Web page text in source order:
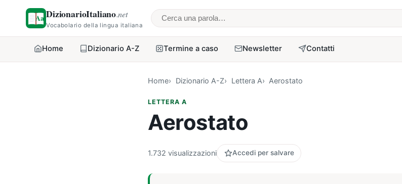
DizionarioItaliano.net
Vocabolario della lingua italiana Cerca una parola
Home Dizionario A-Z Termine a caso Newsletter Contatti
Home Dizionario A-Z Lettera A Aerostato
LETTERA A
Aerostato
1.732 visualizzazioni Accedi per salvare